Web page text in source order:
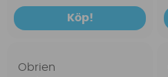
Köp!
Obrien